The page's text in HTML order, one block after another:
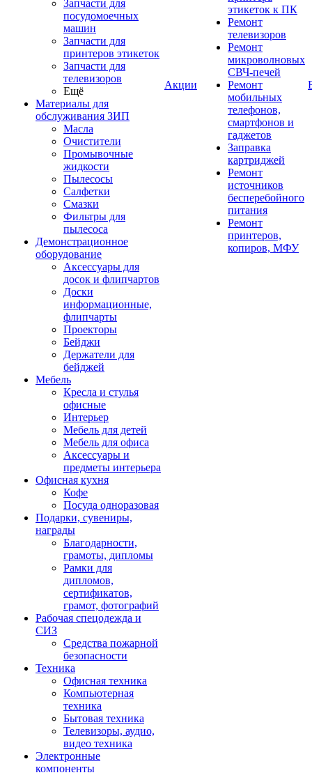
Запчасти для
посудомоечных
машин
Запчасти для
принтеров этикеток
Запчасти для
телевизоров
Ещё
Материалы для
обслуживания ЗИП
Масла
Очистители
Промывочные
жидкости
Пылесосы
Салфетки
Смазки
Фильтры для
пылесоса
Демонстрационное
оборудование
Аксессуары для
досок и флипчартов
Доски
информационные,
флипчарты
Проекторы
Бейджи
Держатели для
бейджей
Мебель
Кресла и стулья
офисные
Интерьер
Мебель для детей
Мебель для офиса
Аксессуары и
предметы интерьера
Офисная кухня
Кофе
Посуда одноразовая
Подарки, сувениры,
награды
Благодарности,
грамоты, дипломы
Рамки для
дипломов,
сертификатов,
грамот, фотографий
Рабочая спецодежда и
СИЗ
Средства пожарной
безопасности
Техника
Офисная техника
Компьютерная
техника
Бытовая техника
Телевизоры, аудио,
видео техника
Электронные
компоненты
Акции
этикеток к ПК
Ремонт
телевизоров
Ремонт
микроволновых
СВЧ-печей
Ремонт
мобильных
телефонов,
смартфонов и
гаджетов
Заправка
картриджей
Ремонт
источников
бесперебойного
питания
Ремонт
принтеров,
копиров, МФУ